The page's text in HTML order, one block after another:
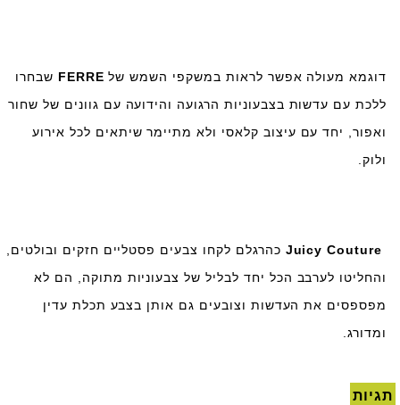
דוגמא מעולה אפשר לראות במשקפי השמש שלFERRE שבחרו
ללכת עם עדשות בצבעוניות הרגועה והידועה עם גוונים של שחור
ואפור, יחד עם עיצוב קלאסי ולא מתיימר שיתאים לכל אירוע
ולוק.
Juicy Couture כהרגלם לקחו צבעים פסטליים חזקים ובולטים,
והחליטו לערבב הכל יחד לבליל של צבעוניות מתוקה, הם לא
מפספסים את העדשות וצובעים גם אותן בצבע תכלת עדין
ומדורג.
תגיות